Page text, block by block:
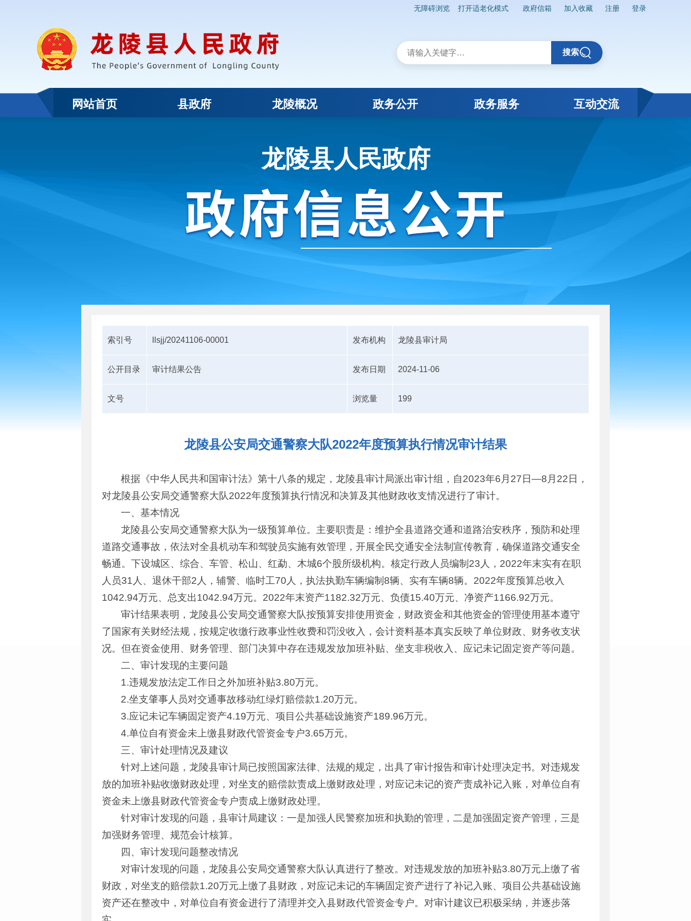
无障碍浏览 打开适老化模式 政府信箱 加入收藏 注册 登录
搜索
网站首页 县政府 龙陵概况 政务公开 政务服务 互动交流
龙陵县人民政府
索引号 llsjj/20241106-00001 发布机构 龙陵县审计局
公开目录 审计结果公告 发布日期 2024-11-06
文号 浏览量 199
龙陵县公安局交通警察大队2022年度预算执行情况审计结果
根据《中华人民共和国审计法》第十八条的规定，龙陵县审计局派出审计组，自2023年6月27日—8月22日，
对龙陵县公安局交通警察大队2022年度预算执行情况和决算及其他财政收支情况进行了审计。
一、基本情况
龙陵县公安局交通警察大队为一级预算单位。主要职责是：维护全县道路交通和道路治安秩序，预防和处理
道路交通事故，依法对全县机动车和驾驶员实施有效管理，开展全民交通安全法制宣传教育，确保道路交通安全
畅通。下设城区、综合、车管、松山、红勐、木城6个股所级机构。核定行政人员编制23人，2022年末实有在职
人员31人、退休干部2人，辅警、临时工70人，执法执勤车辆编制8辆、实有车辆8辆。2022年度预算总收入
1042.94万元、总支出1042.94万元。2022年末资产1182.32万元、负债15.40万元、净资产1166.92万元。
审计结果表明，龙陵县公安局交通警察大队按预算安排使用资金，财政资金和其他资金的管理使用基本遵守
了国家有关财经法规，按规定收缴行政事业性收费和罚没收入，会计资料基本真实反映了单位财政、财务收支状
况。但在资金使用、财务管理、部门决算中存在违规发放加班补贴、坐支非税收入、应记未记固定资产等问题。
二、审计发现的主要问题
1.违规发放法定工作日之外加班补贴3.80万元。
2.坐支肇事人员对交通事故移动红绿灯赔偿款1.20万元。
3.应记未记车辆固定资产4.19万元、项目公共基础设施资产189.96万元。
4.单位自有资金未上缴县财政代管资金专户3.65万元。
三、审计处理情况及建议
针对上述问题，龙陵县审计局已按照国家法律、法规的规定，出具了审计报告和审计处理决定书。对违规发
放的加班补贴收缴财政处理，对坐支的赔偿款责成上缴财政处理，对应记未记的资产责成补记入账，对单位自有
资金未上缴县财政代管资金专户责成上缴财政处理。
针对审计发现的问题，县审计局建议：一是加强人民警察加班和执勤的管理，二是加强固定资产管理，三是
加强财务管理、规范会计核算。
四、审计发现问题整改情况
对审计发现的问题，龙陵县公安局交通警察大队认真进行了整改。对违规发放的加班补贴3.80万元上缴了省
财政，对坐支的赔偿款1.20万元上缴了县财政，对应记未记的车辆固定资产进行了补记入账、项目公共基础设施
资产还在整改中，对单位自有资金进行了清理并交入县财政代管资金专户。对审计建议已积极采纳，并逐步落